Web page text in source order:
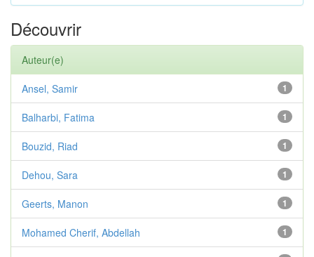
Découvrir
Auteur(e)
1
Ansel, Samir
1
Balharbi, Fatima
1
Bouzid, Riad
1
Dehou, Sara
1
Geerts, Manon
1
Mohamed Cherif, Abdellah